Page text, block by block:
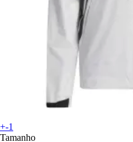
+-1
Tamanho